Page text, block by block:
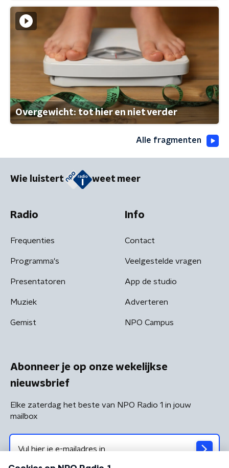
Overgewicht: tot hier en niet verder
Alle fragmenten
Wie luistert weet meer
Radio
Frequenties
Programma's
Presentatoren
Muziek
Gemist
Info
Contact
Veelgestelde vragen
App de studio
Adverteren
NPO Campus
Abonneer je op onze wekelijkse
nieuwsbrief
Elke zaterdag het beste van NPO Radio 1 in jouw
mailbox